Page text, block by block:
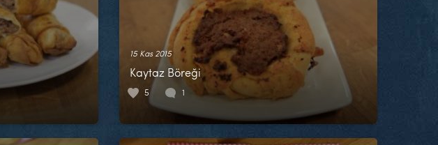
15 Kas 2015
Kaytaz Böreği
5 1